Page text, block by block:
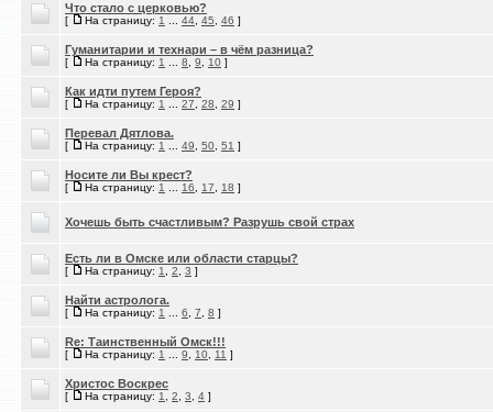
Что стало с церковью?
[ На страницу: 1 44 45 46 ]
Гуманитарии и технари – в чём разница?
[ На страницу: 1 8 9 10 ]
Как идти путем Героя?
[ На страницу: 1 27 28 29 ]
Перевал Дятлова.
[ На страницу: 1 49 50 51 ]
Носите ли Вы крест?
[ На страницу: 1 16 17 18 ]
Хочешь быть счастливым? Разрушь свой страх
Есть ли в Омске или области старцы?
[ На страницу: 1 2 3 ]
Найти астролога.
[ На страницу: 1 6 7 8 ]
Re: Таинственный Омск!!!
[ На страницу: 1 9 10 11 ]
Христос Воскрес
[ На страницу: 1 2 3 4 ]